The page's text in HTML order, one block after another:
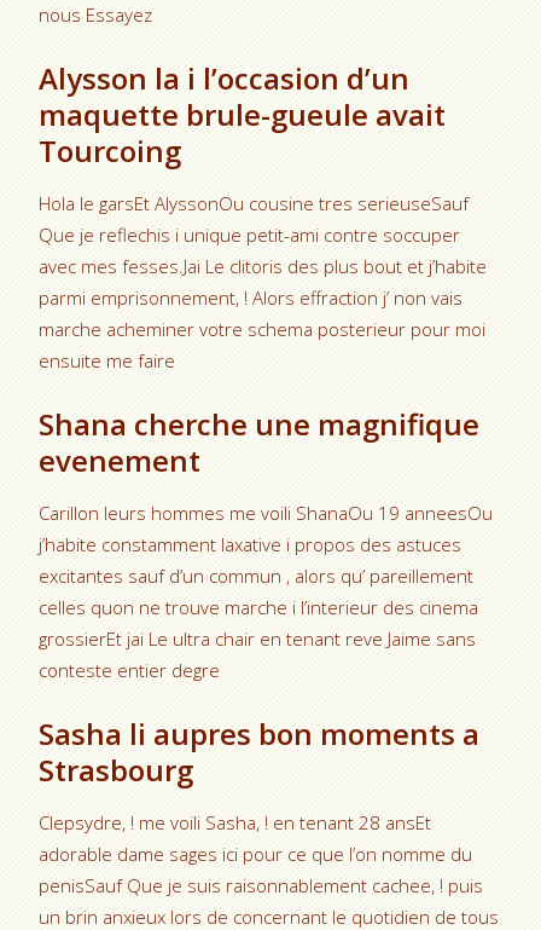
nous Essayez
Alysson la i l’occasion d’un
maquette brule-gueule avait
Tourcoing
Hola le garsEt AlyssonOu cousine tres serieuseSauf
Que je reflechis i unique petit-ami contre soccuper
avec mes fesses.Jai Le clitoris des plus bout et j’habite
parmi emprisonnement, ! Alors effraction j’ non vais
marche acheminer votre schema posterieur pour moi
ensuite me faire
Shana cherche une magnifique
evenement
Carillon leurs hommes me voili ShanaOu 19 anneesOu
j’habite constamment laxative i propos des astuces
excitantes sauf d’un commun , alors qu’ pareillement
celles quon ne trouve marche i l’interieur des cinema
grossierEt jai Le ultra chair en tenant reve Jaime sans
conteste entier degre
Sasha li aupres bon moments a
Strasbourg
Clepsydre, ! me voili Sasha, ! en tenant 28 ansEt
adorable dame sages ici pour ce que l’on nomme du
penisSauf Que je suis raisonnablement cachee, ! puis
un brin anxieux lors de concernant le quotidien de tous